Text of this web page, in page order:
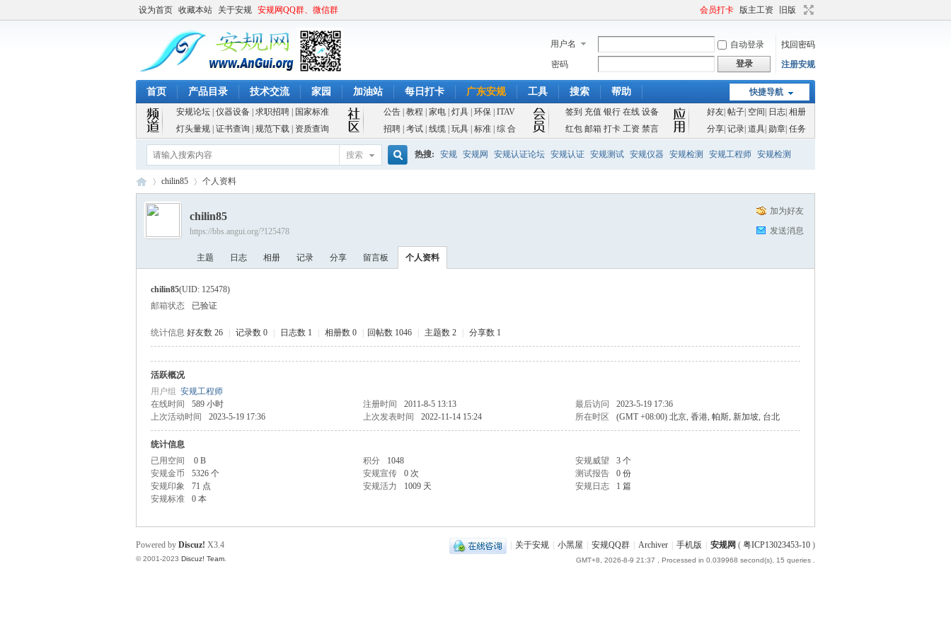
设为首页 收藏本站 关于安规 安规网QQ群、微信群 会员打卡 版主工资 旧版
用户名 自动登录
找回密码
密码
登录 注册安规
快捷导航
首页 产品目录 技术交流 家园 加油站 每日打卡 广东安规 工具 搜索 帮助
安规论坛 仪器设备 求职招聘 国家标准 公告 教程 家电 灯具 环保 ITAV 签到 充值 银行 在线 设备 好友| 帖子| 空间 日志| 相册
灯头量规 证书查询 规范下载 资质查询 招聘| 考试| 线缆| 玩具| 标准| 综 合 红包 邮箱 打卡 工资 禁言 分享| 记录| 道具| 勋章| 任务
搜索 热搜: 安规 安规网 安规认证论坛 安规认证 安规测试 安规仪器 安规检测 安规工程师 安规检测
网
›
chilin85 个人资料
加为好友
发送消息
chilin85
https://bbs.angui.org/?125478
主题 日志 相册 记录 分享 留言板 个人资料
chilin85(UID: 125478)
邮箱状态
已验证
统计信息 好友数 26 记录数 0 日志数 1 相册数 0 回帖数 1046 主题数 2 分享数 1
活跃概况
用户组 安规工程师
在线时间
589 小时 注册时间 2011-8-5 13:13 最后访问
2023-5-19 17:36
上次活动时间
2023-5-19 17:36 上次发表时间 2022-11-14 15:24 所在时区 (GMT +08:00) 北京, 香港, 帕斯, 新加坡, 台北
统计信息
已用空间
0 B 积分 1048 安规威望
3 个
安规金币
5326 个 安规宣传 0 次 测试报告
0 份
安规印象
71 点 安规活力 1009 天 安规日志
1 篇
安规标准
0 本
关于安规 小黑屋 安规QQ群 Archiver 手机版 安规网 ( 粤ICP13023453-10 )
GMT+8, 2026-8-9 21:37 , Processed in 0.039968 second(s), 15 queries .
Powered by Discuz! X3.4
© 2001-2023 Discuz! Team